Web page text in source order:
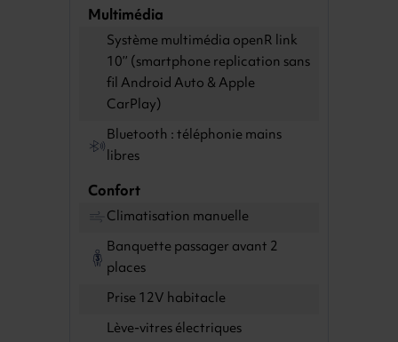
Multimédia
Système multimédia openR link
10’’ (smartphone replication sans
fil Android Auto & Apple
CarPlay)
Bluetooth : téléphonie mains
libres
Confort
Climatisation manuelle
Banquette passager avant 2
places
Prise 12V habitacle
Lève-vitres électriques